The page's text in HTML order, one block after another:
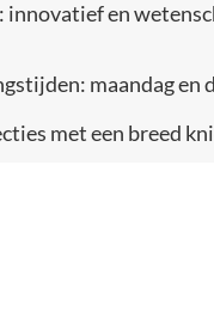
innovatief en
maandag en
met een breed